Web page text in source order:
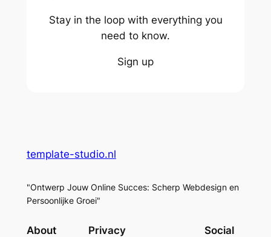
Stay in the loop with everything you
need to know.
Sign up
template-studio.nl
"Ontwerp Jouw Online Succes: Scherp Webdesign en
Persoonlijke Groei"
About Privacy Social